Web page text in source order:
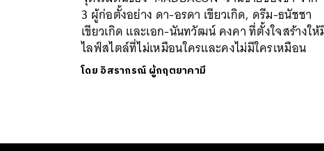
3 ผู้ก่อตั้งอย่าง ดา-อรดา เขียวเกิด, ดรีม-ธนัชชา
เขียวเกิด และเอก-นันทวัฒน์ คงคา ที่ตั้งใจสร้างให้
ไลฟ์สไตล์ที่ไม่เหมือนใครและคงไม่มีใครเหมือน
โดย อิสรากรณ์ ผู้กฤตยาคามี